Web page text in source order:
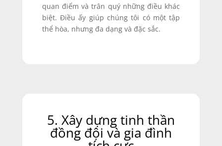
quan điểm và trân quý những điều khác
biệt. Điều ấy giúp chúng tôi có một tập
thể hòa, nhưng đa dạng và đặc sắc.
5. Xây dựng tinh thần
đồng đội và gia đình